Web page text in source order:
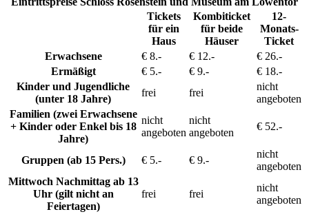
Tickets
für ein
Haus
Kombiticket
für beide
Häuser
12-
Monats-
Ticket
Erwachsene
€ 8.- € 12.-
€ 26.-
Ermäßigt
€ 5.- € 9.-
€ 18.-
Kinder und Jugendliche
(unter 18 Jahre)
frei frei
nicht
angeboten
Familien (zwei Erwachsene
+ Kinder oder Enkel bis 18
Jahre)
nicht
angeboten
nicht
angeboten
€ 52.-
Gruppen (ab 15 Pers.) € 5.- € 9.-
nicht
angeboten
Mittwoch Nachmittag ab 13
Uhr (gilt nicht an
Feiertagen)
frei frei
nicht
angeboten